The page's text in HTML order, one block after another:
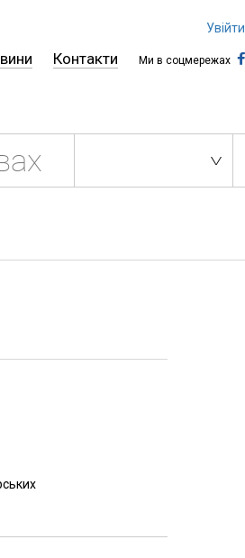
Контакти Ми в соцмережах
Увійти